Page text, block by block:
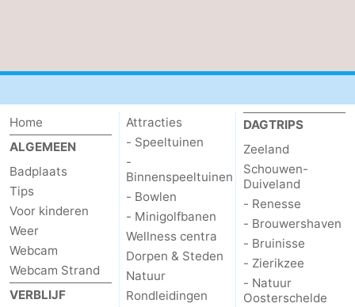
Natuur
Het
Zwin
Weer
Contact
Home
ALGEMEEN
Badplaats
Tips
Voor kinderen
Weer
Webcam
Webcam Strand
VERBLIJF
Attracties
- Speeltuinen
-
Binnenspeeltuinen
- Bowlen
- Minigolfbanen
Wellness centra
Dorpen & Steden
Natuur
Rondleidingen
DAGTRIPS
Zeeland
Schouwen-
Duiveland
- Renesse
- Brouwershaven
- Bruinisse
- Zierikzee
- Natuur
Oosterschelde